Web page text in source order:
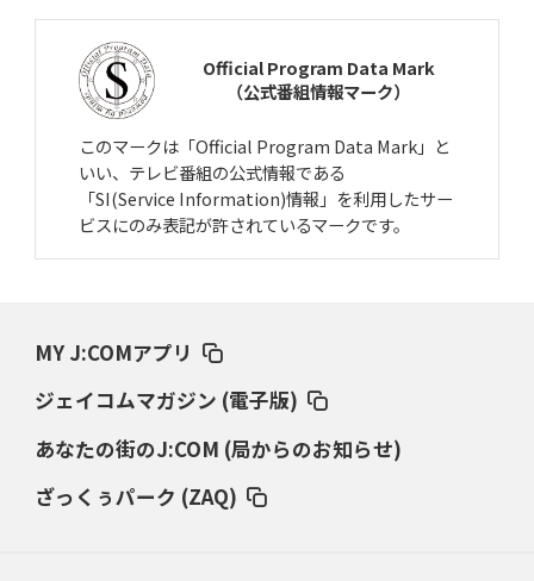
Official Program Data Mark
（公式番組情報マーク）
このマークは「Official Program Data Mark」と
いい、テレビ番組の公式情報である
「SI(Service Information)情報」を利用したサー
ビスにのみ表記が許されているマークです。
MY J:COMアプリ
ジェイコムマガジン (電子版)
あなたの街のJ:COM (局からのお知らせ)
ざっくぅパーク (ZAQ)